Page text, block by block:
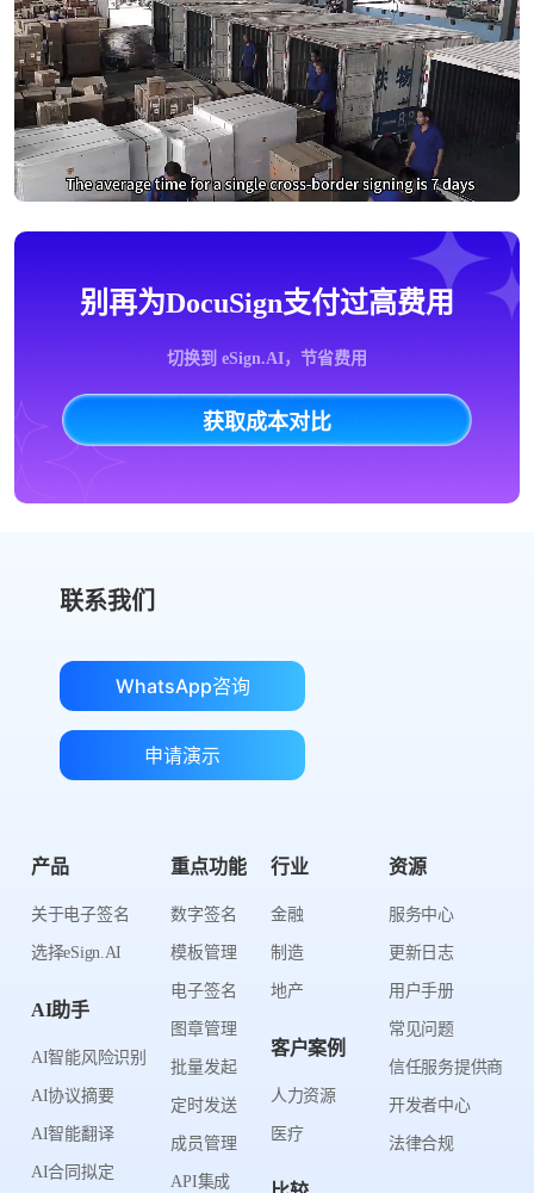
别再为DocuSign支付过高费用
切换到 eSign.AI，节省费用
获取成本对比
联系我们
WhatsApp咨询
申请演示
产品
关于电子签名
选择eSign.AI
AI助手
AI智能风险识别
AI协议摘要
AI智能翻译
AI合同拟定
重点功能
数字签名
模板管理
电子签名
图章管理
批量发起
定时发送
成员管理
API集成
行业
金融
制造
地产
客户案例
人力资源
医疗
资源
服务中心
更新日志
用户手册
常见问题
信任服务提供商
开发者中心
法律合规